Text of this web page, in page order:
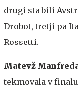
drugi sta bili
Drobot, tretji pa
Rossetti.
Matevž
tekmovala v